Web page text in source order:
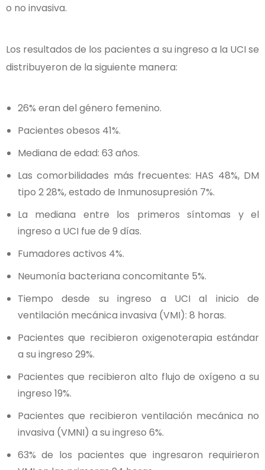
o no invasiva.
Los resultados de los pacientes a su ingreso a la UCI se
distribuyeron de la siguiente manera:
26% eran del género femenino.
Pacientes obesos 41%.
Mediana de edad: 63 años.
Las comorbilidades más frecuentes: HAS 48%, DM
tipo 2 28%, estado de Inmunosupresión 7%.
La mediana entre los primeros síntomas y el
ingreso a UCI fue de 9 días.
Fumadores activos 4%.
Neumonía bacteriana concomitante 5%.
Tiempo desde su ingreso a UCI al inicio de
ventilación mecánica invasiva (VMI): 8 horas.
Pacientes que recibieron oxigenoterapia estándar
a su ingreso 29%.
Pacientes que recibieron alto flujo de oxígeno a su
ingreso 19%.
Pacientes que recibieron ventilación mecánica no
invasiva (VMNI) a su ingreso 6%.
63% de los pacientes que ingresaron requirieron